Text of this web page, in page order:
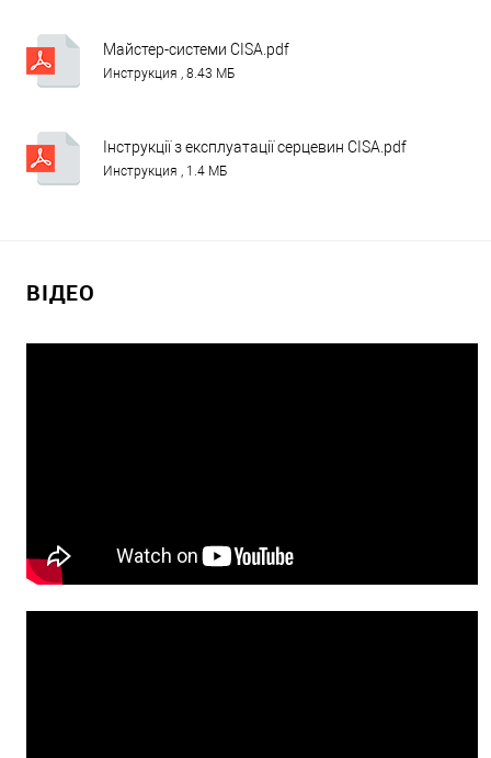
Майстер-системи CISA.pdf
Инструкция , 8.43 МБ
Інструкції з експлуатації серцевин CISA.pdf
Инструкция , 1.4 МБ
ВІДЕО